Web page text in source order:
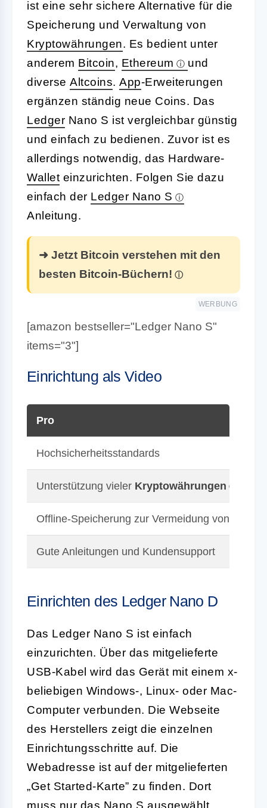
ist eine sehr sichere Alternative für die
Speicherung und Verwaltung von
Kryptowährungen. Es bedient unter
anderem Bitcoin, Ethereum
und
diverse Altcoins. App-Erweiterungen
ergänzen ständig neue Coins. Das
Ledger Nano S ist vergleichbar günstig
und einfach zu bedienen. Zuvor ist es
allerdings notwendig, das Hardware-
Wallet einzurichten. Folgen Sie dazu
einfach der Ledger Nano S
Anleitung.
➜ Jetzt Bitcoin verstehen mit den
besten Bitcoin-Büchern!
WERBUNG
[amazon bestseller="Ledger Nano S"
items="3"]
Einrichtung als Video
Pro
Hochsicherheitsstandards
Unterstützung vieler Kryptowährungen
Offline-Speicherung zur Vermeidung von Hacks
Gute Anleitungen und Kundensupport
Einrichten des Ledger Nano D
Das Ledger Nano S ist einfach
einzurichten. Über das mitgelieferte
USB-Kabel wird das Gerät mit einem x-
beliebigen Windows-, Linux- oder Mac-
Computer verbunden. Die Webseite
des Herstellers zeigt die einzelnen
Einrichtungsschritte auf. Die
Webadresse ist auf der mitgelieferten
„Get Started-Karte” zu finden. Dort
muss nur das Nano S ausgewählt